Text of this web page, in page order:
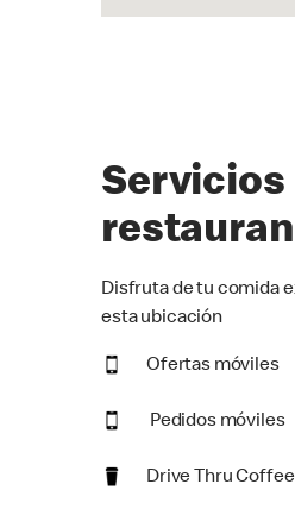
Servicios
Disfruta de tu comida
esta ubicación
Ofertas móviles
Pedidos móviles
Drive Thru Coffee